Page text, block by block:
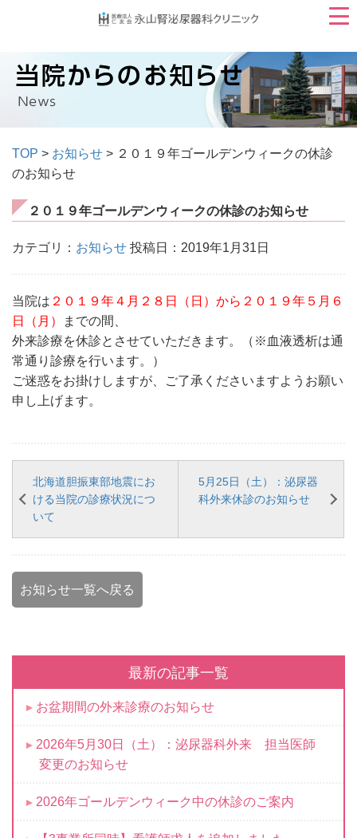
TOP > お知らせ > ２０１９年ゴールデンウィークの休診
のお知らせ
２０１９年ゴールデンウィークの休診のお知らせ
カテゴリ： お知らせ 投稿日：2019年1月31日
当院は ２０１９年４月２８日（日）から２０１９年５月６
日（月）
までの間、
外来診療を休診とさせていただきます。（※血液透析は通
常通り診療を行います。）
ご迷惑をお掛けしますが、ご了承くださいますようお願い
申し上げます。
北海道胆振東部地震にお
ける当院の診療状況につ
いて
5月25日（土）：泌尿器
科外来休診のお知らせ
お知らせ一覧へ戻る
最新の記事一覧
お盆期間の外来診療のお知らせ
2026年5月30日（土）：泌尿器科外来 担当医師
変更のお知らせ
2026年ゴールデンウィーク中の休診のご案内